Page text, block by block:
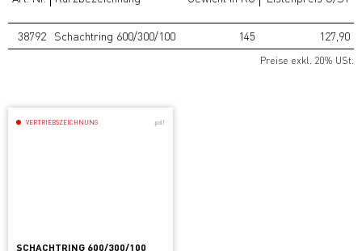
38792 Schachtring 600/300/100 145 127,90
Preise exkl. 20% USt.
VERTRIEBSZEICHNUNG .pdf
SCHACHTRING 600/300/100